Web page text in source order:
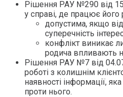
Рішення РАУ №290 від
у справі, де працює його
допустима, якщо
суперечність
конфлікт виникає
родича впливають
Рішення РАУ №7 від
роботі з колишнім
наявності інформації,
проти нього.